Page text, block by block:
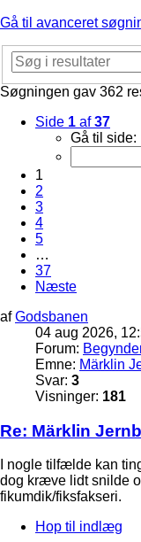
Gå til avanceret
Søgningen gav 362
Side 1 af37
Gå til side:
1
2
3
4
5
…
37
Næste
afGodsbanen
04 aug 2026,
Forum:
Emne: Märklin
Svar: 3
Visninger: 181
Re: Märklin
I nogle tilfælde kan
dog kræve lidt snilde
fikumdik/fiksfakseri.
Hop til indlæg